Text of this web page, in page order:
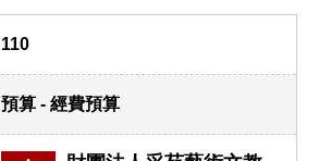
110
預算 - 經費預算